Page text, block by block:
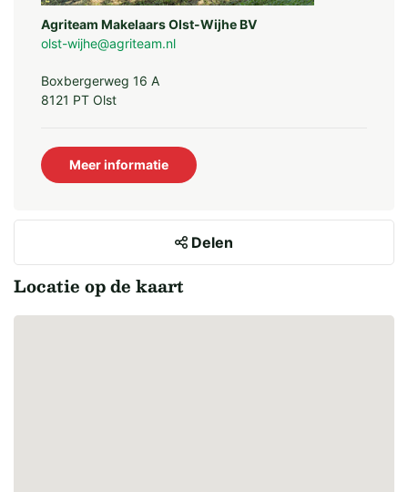
Agriteam Makelaars Olst-Wijhe BV
olst-wijhe@agriteam.nl
Boxbergerweg 16 A
8121 PT Olst
Meer informatie
Delen
Locatie op de kaart